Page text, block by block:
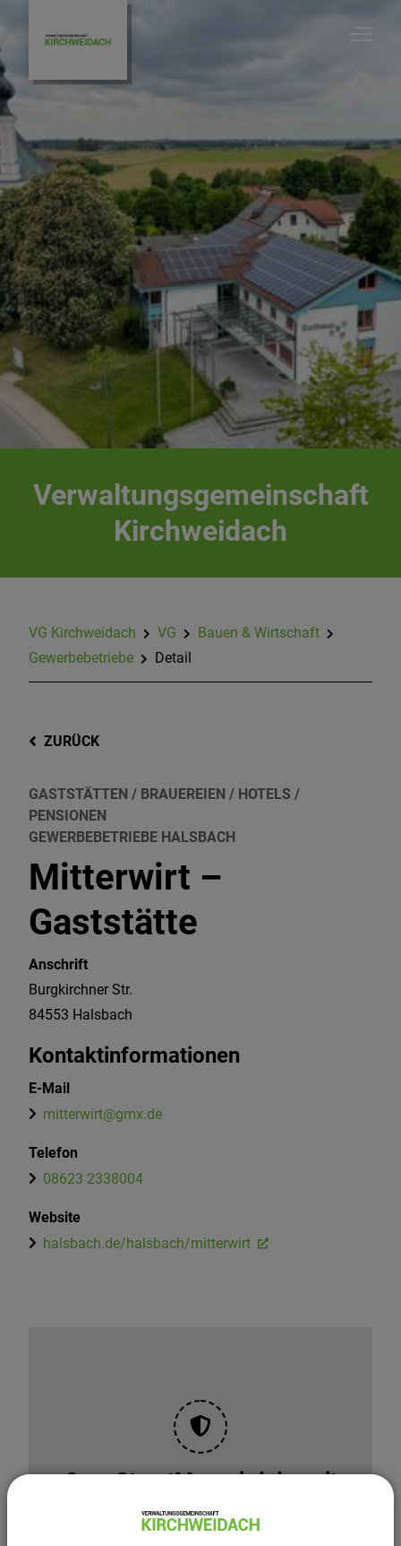
Verwaltungsgemeinschaft
Kirchweidach
VG Kirchweidach VG
Bauen & Wirtschaft
Gewerbebetriebe
Detail
ZURÜCK
GASTSTÄTTEN / BRAUEREIEN / HOTELS /
PENSIONEN
GEWERBEBETRIEBE HALSBACH
Mitterwirt –
Gaststätte
Anschrift
Burgkirchner Str.
84553 Halsbach
Kontaktinformationen
E-Mail
mitterwirt@gmx.de
Telefon
08623 2338004
Website
halsbach.de/halsbach/mitterwirt
OpenStreetMap wird derzeit
nicht angezeigt